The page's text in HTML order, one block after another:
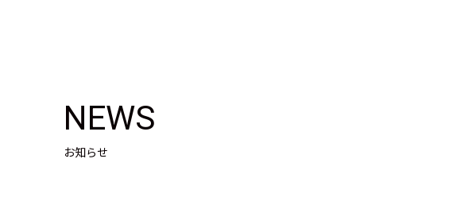
NEWS
お知らせ